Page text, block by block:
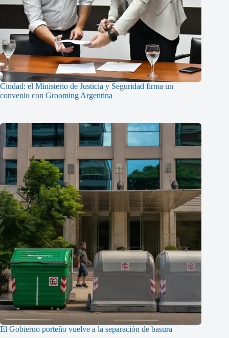
Ciudad: el Ministerio de Justicia y Seguridad firma un
convenio con Grooming Argentina
El Gobierno porteño vuelve a la separación de basura